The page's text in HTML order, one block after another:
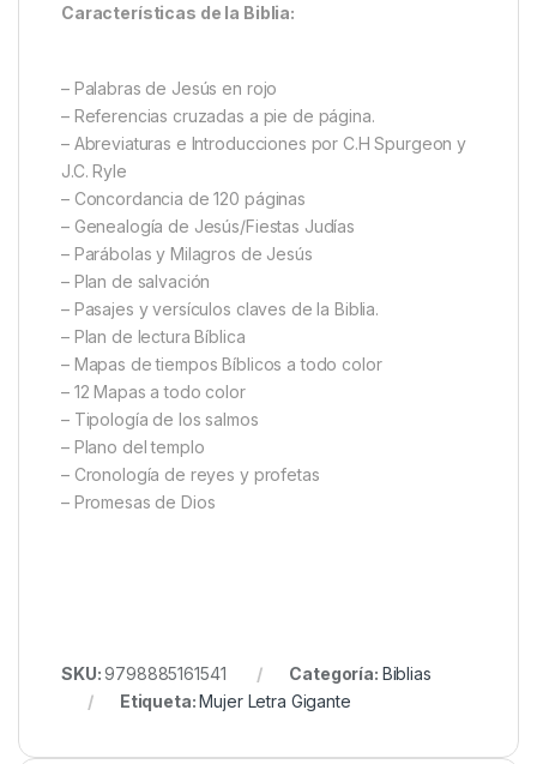
Características de la Biblia:
– Palabras de Jesús en rojo
– Referencias cruzadas a pie de página.
– Abreviaturas e Introducciones por C.H Spurgeon y
J.C. Ryle
– Concordancia de 120 páginas
– Genealogía de Jesús/Fiestas Judías
– Parábolas y Milagros de Jesús
– Plan de salvación
– Pasajes y versículos claves de la Biblia.
– Plan de lectura Bíblica
– Mapas de tiempos Bíblicos a todo color
– 12 Mapas a todo color
– Tipología de los salmos
– Plano del templo
– Cronología de reyes y profetas
– Promesas de Dios
SKU:9798885161541 Categoría: Biblias
Etiqueta:Mujer Letra Gigante